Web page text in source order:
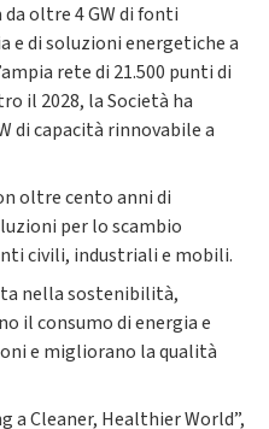
oltre 4 GW di fonti
e di soluzioni energetiche a
rete di 21.500 punti di
il 2028, la Società ha
di capacità rinnovabile a
oltre cento anni di
per lo scambio
civili, industriali e mobili.
nella sostenibilità,
il consumo di energia e
e migliorano la qualità
a Cleaner, Healthier World”,